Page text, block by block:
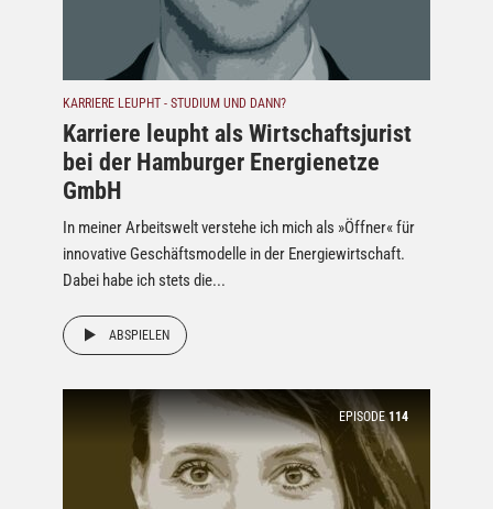
KARRIERE LEUPHT - STUDIUM UND DANN?
Karriere leupht als Wirtschaftsjurist
bei der Hamburger Energienetze
GmbH
In meiner Arbeitswelt verstehe ich mich als »Öffner« für
innovative Geschäftsmodelle in der Energiewirtschaft.
Dabei habe ich stets die...
ABSPIELEN
EPISODE 114